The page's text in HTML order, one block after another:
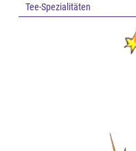
Tee-Spezialitäten